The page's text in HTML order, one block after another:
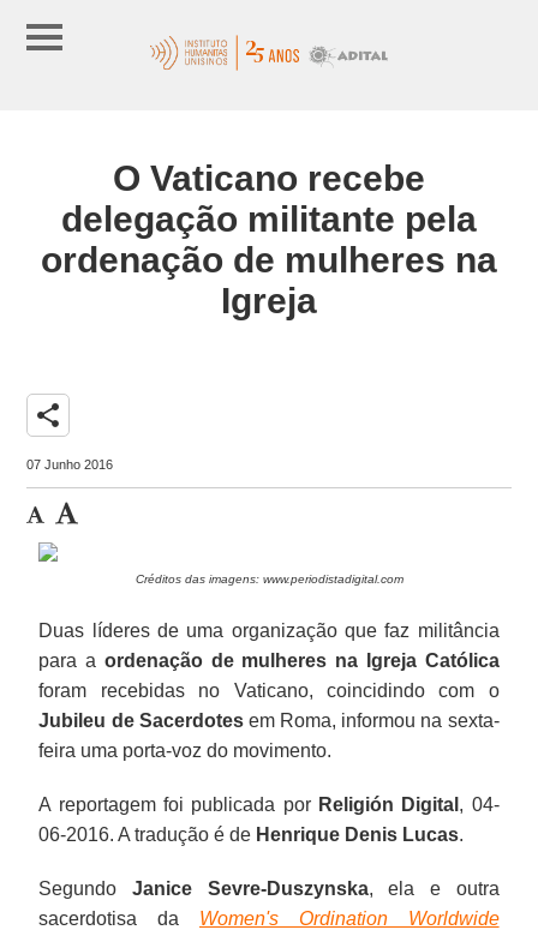
O Vaticano recebe
delegação militante pela
ordenação de mulheres na
Igreja
share
07 Junho 2016
Créditos das imagens: www.periodistadigital.com
Duas líderes de uma organização que faz militância
para a ordenação de mulheres na Igreja Católica
foram recebidas no Vaticano, coincidindo com o
Jubileu de Sacerdotesem Roma, informou na sexta-
feira uma porta-voz do movimento.
A reportagem foi publicada por Religión Digital , 04-
06-2016. A tradução é de Henrique Denis Lucas.
SegundoJanice Sevre-Duszynska, ela e outra
sacerdotisa da Women's Ordination Worldwide